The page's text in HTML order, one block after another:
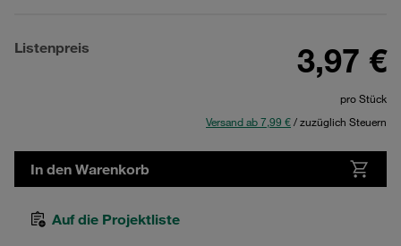
Listenpreis 3,97 €
pro Stück
Versand ab 7,99 €/ zuzüglich Steuern
In den Warenkorb
Auf die Projektliste